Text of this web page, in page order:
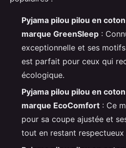
Pyjama pilou pilou en
marque GreenSleep :
exceptionnelle et ses
est parfait pour ceux qui
écologique.
Pyjama pilou pilou en
marque EcoComfort : Ce
pour sa coupe ajustée et
tout en restant